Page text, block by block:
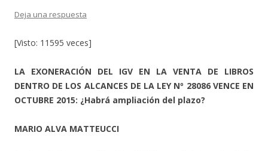
Deja una respuesta
[Visto: 11595 veces]
LA EXONERACIÓN DEL IGV EN LA VENTA DE LIBROS
DENTRO DE LOS ALCANCES DE LA LEY Nº 28086 VENCE EN
OCTUBRE 2015: ¿Habrá ampliación del plazo?
MARIO ALVA MATTEUCCI